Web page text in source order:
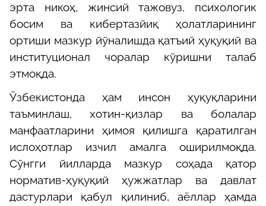
эрта никоҳ, жинсий тажовуз, психологик
босим ва кибертазйиқ ҳолатларининг
ортиши мазкур йўналишда қатъий ҳуқуқий ва
институционал чоралар кўришни талаб
этмоқда.
Ўзбекистонда ҳам инсон ҳуқуқларини
таъминлаш, хотин-қизлар ва болалар
манфаатларини ҳимоя қилишга қаратилган
ислоҳотлар изчил амалга оширилмоқда.
Сўнгги йилларда мазкур соҳада қатор
норматив-ҳуқуқий ҳужжатлар ва давлат
дастурлари қабул қилиниб, аёллар ҳамда